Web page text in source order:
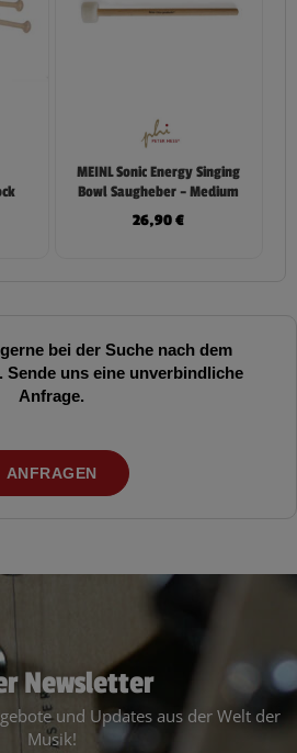
MEINL Sonic Energy Singing
Bowl Saugheber – Medium
26,90€
bei der Suche nach dem
Sende uns eine unverbindliche
Anfrage.
ANFRAGEN
Newsletter
und Updates aus der Welt der
Musik!